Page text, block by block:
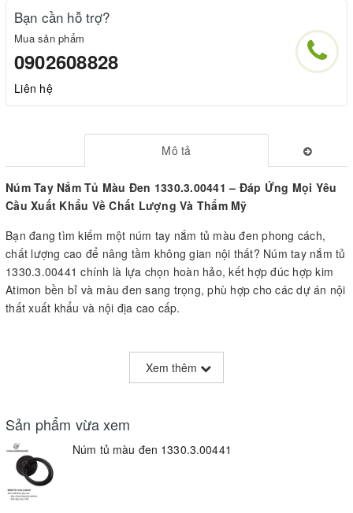
Bạn cần hỗ trợ?
Mua sản phẩm
0902608828
Liên hệ
Mô tả
Núm Tay Nắm Tủ Màu Đen 1330.3.00441 – Đáp Ứng Mọi Yêu
Cầu Xuất Khẩu Về Chất Lượng Và Thẩm Mỹ
Bạn đang tìm kiếm một núm tay nắm tủ màu đen phong cách,
chất lượng cao để nâng tầm không gian nội thất? Núm tay nắm tủ
1330.3.00441 chính là lựa chọn hoàn hảo, kết hợp đúc hợp kim
Atimon bền bỉ và màu đen sang trọng, phù hợp cho các dự án nội
thất xuất khẩu và nội địa cao cấp.
Điểm nổi bật của sản phẩm:
Chất liệu đúc hợp kim Atimon cao cấp
chịu tải.
Màu sắc đen sang trọng:
Bề mặt hoàn thiện bóng mịn, tạo vẻ đẹp tinh tế, hiện đại phù hợp
với mọi phong cách nội thất từ cổ điển đến tối giản.
Xem thêm
Sản phẩm vừa xem
Núm tủ màu đen 1330.3.00441